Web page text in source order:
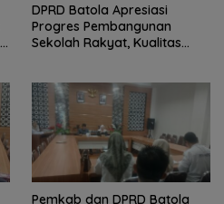
DPRD Batola Apresiasi
Progres Pembangunan
Sekolah Rakyat, Kualitas
Pemkab dan DPRD Batola